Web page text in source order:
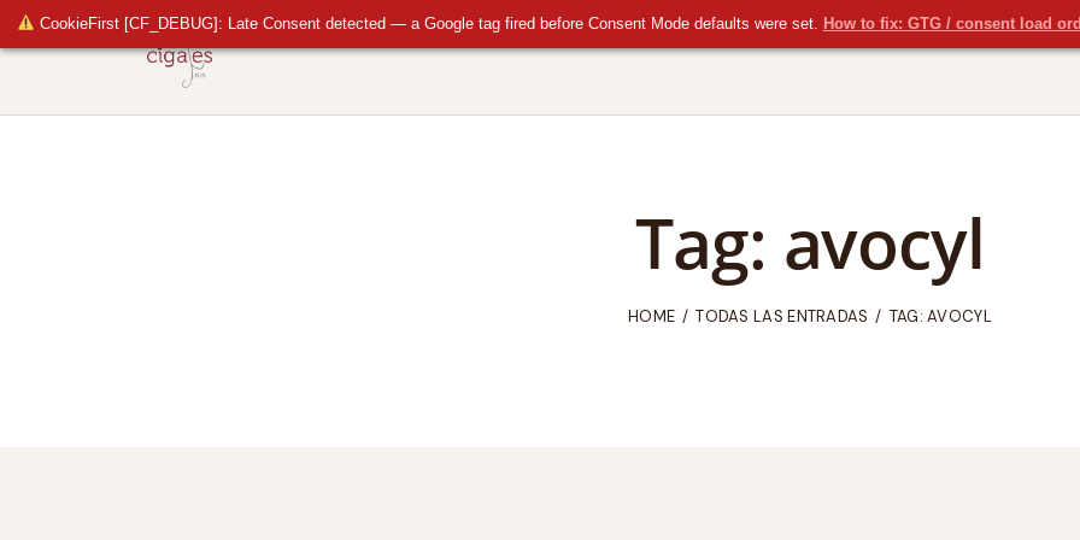
CookieFirst [CF_DEBUG]: Late Consent detected — a Google tag fired before Consent Mode defaults were set. How to fix: GTG / consent load
Tag: avocyl
HOME TODAS LAS ENTRADAS TAG: AVOCYL